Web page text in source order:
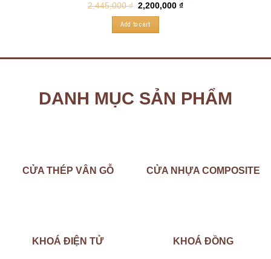
2,445,000₫ 2,200,000₫
Add to cart
DANH MỤC SẢN PHẨM
CỬA THÉP VÂN GỖ CỬA NHỰA COMPOSITE
KHOÁ ĐIỆN TỬ KHOÁ ĐỒNG